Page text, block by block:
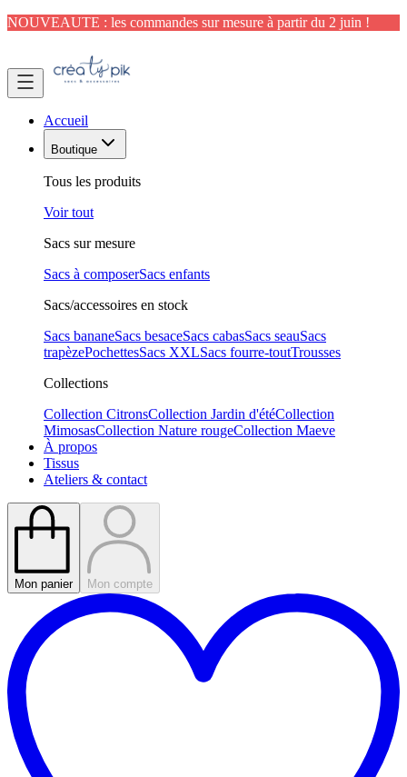
NOUVEAUTE : les commandes sur mesure à partir du 2 juin !
Accueil
Boutique
Tous les produits
Voir tout
Sacs sur mesure
Sacs à composerSacs enfants
Sacs/accessoires en stock
Sacs bananeSacs besaceSacs cabasSacs seauSacs
trapèzePochettesSacs XXLSacs fourre-toutTrousses
Collections
Collection CitronsCollection Jardin d'étéCollection
MimosasCollection Nature rougeCollection Maeve
À propos
Tissus
Ateliers & contact
Mon panier Mon compte